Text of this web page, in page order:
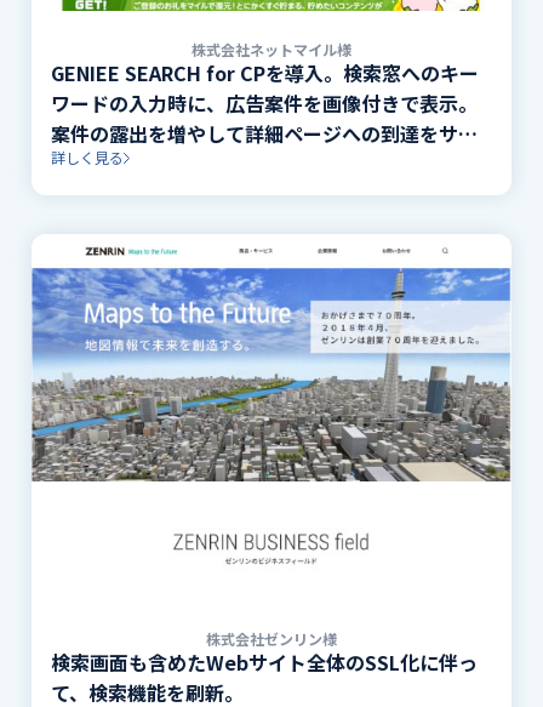
株式会社ネットマイル様
GENIEE SEARCH for CPを導入。検索窓へのキー
ワードの入力時に、広告案件を画像付きで表示。
案件の露出を増やして詳細ページへの到達をサポ
ート。
詳しく見る
株式会社ゼンリン様
検索画面も含めたWebサイト全体のSSL化に伴っ
て、検索機能を刷新。